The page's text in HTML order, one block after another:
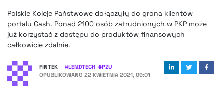
FINTEKEXTRA
OKIEM EKSPERTA
Polskie Koleje Państwowe dołączyły do grona klientów
portalu Cash. Ponad 2100 osób zatrudnionych w PKP może
już korzystać z dostępu do produktów finansowych
całkowicie zdalnie.
FINTEK #LENDTECH #PZU
OPUBLIKOWANO 22 KWIETNIA 2021, 09:01